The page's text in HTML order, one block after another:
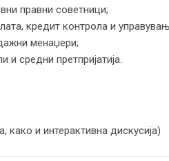
правни советници;
кредит контрола и
менаџери;
средни претпријатија.
како и интерактивна дискусија)